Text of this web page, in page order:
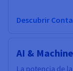
Descubrir
AI &